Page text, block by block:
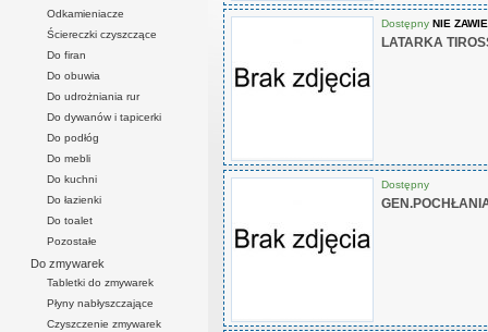
Odkamieniacze
Ściereczki czyszczące
Do firan
Do obuwia
Do udrożniania rur
Do dywanów i tapicerki
Do podłóg
Do mebli
Do kuchni
Do łazienki
Do toalet
Pozostałe
Do zmywarek
Tabletki do zmywarek
Płyny nabłyszczające
Czyszczenie zmywarek
Dostępny NIE
LATARKA
Dostępny